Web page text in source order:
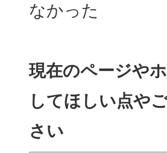
なかった
現在のページや
してほしい点や
さい